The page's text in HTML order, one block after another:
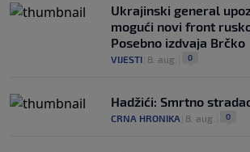
Ukrajinski general
mogući novi front
Posebno izdvaja Brčko
VIJESTI 8. aug. 0
Hadžići: Smrtno
CRNA HRONIKA 8. aug. 0